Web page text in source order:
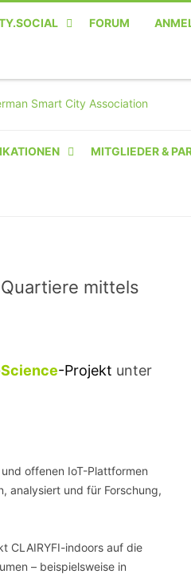
FORUM
MITGLIEDER &
mittels
-Projekt unter
offenen IoT-Plattformen
analysiert und für Forschung,
CLAIRYFI-indoors auf die
– beispielsweise in